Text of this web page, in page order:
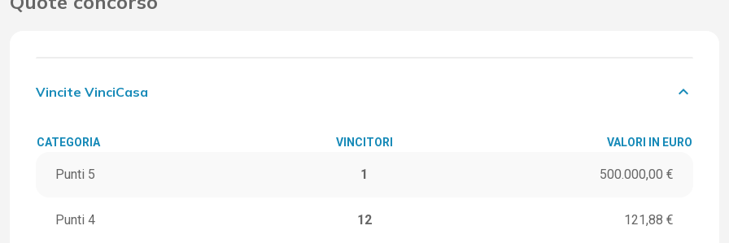
Vincite VinciCasa keyboard_arrow_down
CATEGORIA VINCITORI VALORI IN EURO
Punti 5 1 500.000,00 €
Punti 4 12 121,88 €